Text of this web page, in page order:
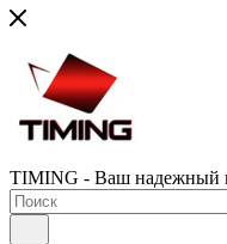
TIMING - Ваш надежный